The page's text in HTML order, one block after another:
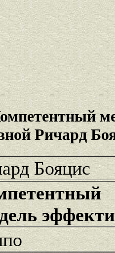
Ричард
Бояцис